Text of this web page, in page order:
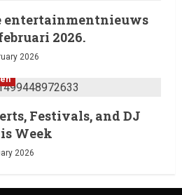
entertainmentnieuws
2026.
2026
Festivals, and DJ
Week
2026